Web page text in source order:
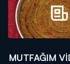
MUTFAĞIM